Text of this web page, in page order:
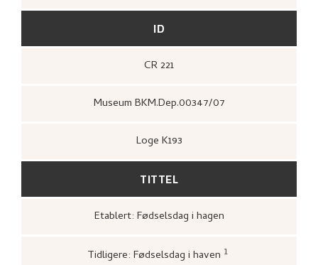
ID
CR 221
Museum BKM.Dep.00347/07
Loge K193
TITTEL
Etablert: Fødselsdag i hagen
Tidligere: Fødselsdag i haven 1